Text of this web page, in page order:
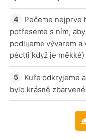
Pečeme nejprve
potřeseme s ním,
podlijeme vývarem a
péct(i když je
Kuře odkryjeme
bylo krásně